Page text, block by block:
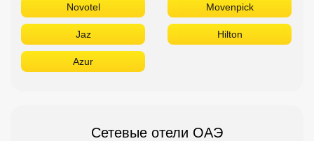
Novotel Movenpick
Jaz Hilton
Azur
Сетевые отели ОАЭ